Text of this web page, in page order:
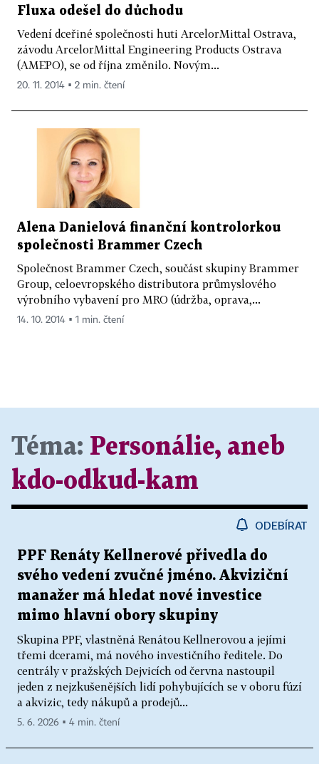
Fluxa odešel do důchodu
Vedení dceřiné společnosti huti ArcelorMittal Ostrava,
závodu ArcelorMittal Engineering Products Ostrava
(AMEPO), se od října změnilo. Novým...
20. 11. 2014 ▪ 2 min. čtení
Alena Danielová finanční kontrolorkou
společnosti Brammer Czech
Společnost Brammer Czech, součást skupiny Brammer
Group, celoevropského distributora průmyslového
výrobního vybavení pro MRO (údržba, oprava,...
14. 10. 2014 ▪ 1 min. čtení
Téma: Personálie, aneb
kdo-odkud-kam
ODEBÍRAT
PPF Renáty Kellnerové přivedla do
svého vedení zvučné jméno. Akviziční
manažer má hledat nové investice
mimo hlavní obory skupiny
Skupina PPF, vlastněná Renátou Kellnerovou a jejími
třemi dcerami, má nového investičního ředitele. Do
centrály v pražských Dejvicích od června nastoupil
jeden z nejzkušenějších lidí pohybujících se v oboru fúzí
a akvizic, tedy nákupů a prodejů...
5. 6. 2026 ▪ 4 min. čtení